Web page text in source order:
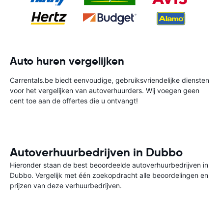
Auto huren vergelijken
Carrentals.be biedt eenvoudige, gebruiksvriendelijke diensten
voor het vergelijken van autoverhuurders. Wij voegen geen
cent toe aan de offertes die u ontvangt!
Autoverhuurbedrijven in Dubbo
Hieronder staan de best beoordeelde autoverhuurbedrijven in
Dubbo. Vergelijk met één zoekopdracht alle beoordelingen en
prijzen van deze verhuurbedrijven.